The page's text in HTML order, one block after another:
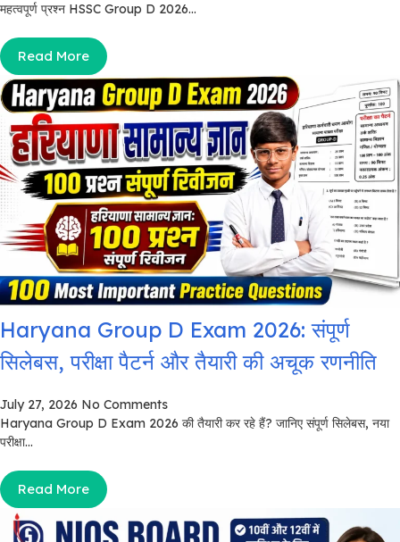
महत्वपूर्ण प्रश्न HSSC Group D 2026...
Read More
Haryana Group D Exam 2026: संपूर्ण
सिलेबस, परीक्षा पैटर्न और तैयारी की अचूक रणनीति
July 27, 2026 No Comments
Haryana Group D Exam 2026 की तैयारी कर रहे हैं? जानिए संपूर्ण सिलेबस, नया
परीक्षा...
Read More